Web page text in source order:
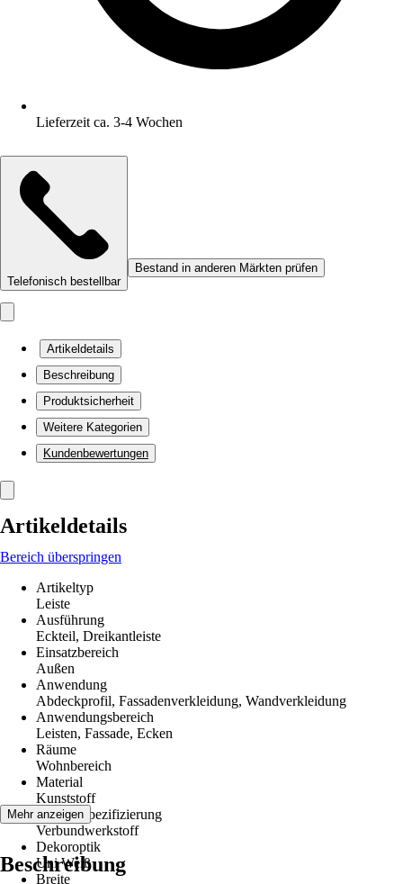
Lieferzeit ca. 3-4 Wochen
Telefonisch bestellbar
Bestand in anderen Märkten prüfen
Artikeldetails
Beschreibung
Produktsicherheit
Weitere Kategorien
Kundenbewertungen
Artikeldetails
Bereich überspringen
Artikeltyp
Leiste
Ausführung
Eckteil, Dreikantleiste
Einsatzbereich
Außen
Anwendung
Abdeckprofil, Fassadenverkleidung, Wandverkleidung
Anwendungsbereich
Leisten, Fassade, Ecken
Räume
Wohnbereich
Material
Kunststoff
Materialspezifizierung
Verbundwerkstoff
Dekoroptik
Uni Weiß
Breite
Mehr anzeigen
Beschreibung